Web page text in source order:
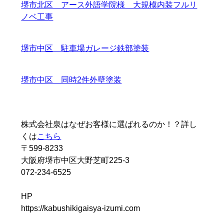
堺市北区 アース外語学院様 大規模内装フルリ
ノベ工事
堺市中区 駐車場ガレージ鉄部塗装
堺市中区 同時2件外壁塗装
株式会社泉はなぜお客様に選ばれるのか！？詳し
くはこちら
〒599-8233
大阪府堺市中区大野芝町225-3
072-234-6525
HP
https://kabushikigaisya-izumi.com